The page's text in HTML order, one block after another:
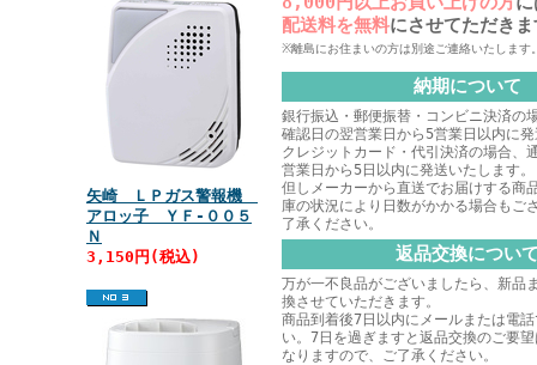
矢崎 ＬＰガス警報機
アロッ子 ＹＦ‐００５
Ｎ
3,150円(税込)
配送料を無料にさせてただき
※離島にお住まいの方は別途ご連絡いたします
納期について
銀行振込・郵便振替・コンビニ決済の
確認日の翌営業日から5営業日以内に
クレジットカード・代引決済の場合、
営業日から5日以内に発送いたします。
但しメーカーから直送でお届けする商
庫の状況により日数がかかる場合もご
了承ください。
返品交換につい
万が一不良品がございましたら、新品
換させていただきます。
商品到着後7日以内にメールまたは電
い。7日を過ぎますと返品交換のご要
なりますので、ご了承ください。